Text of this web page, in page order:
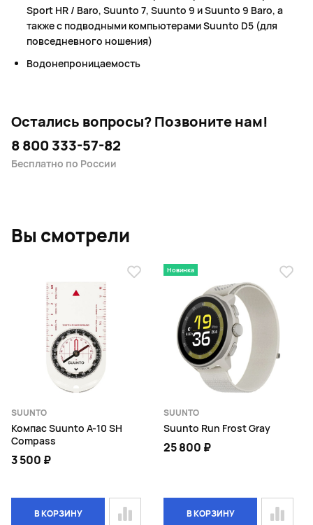
Sport HR / Baro, Suunto 7, Suunto 9 и Suunto 9 Baro, а
также с подводными компьютерами Suunto D5 (для
повседневного ношения)
Водонепроницаемость
Остались вопросы?Позвоните нам!
8 800 333-57-82
Бесплатно по России
Вы смотрели
SUUNTO
Компас Suunto A-10 SH
Compass
3 500 ₽
В КОРЗИНУ
Новинка
SUUNTO
Suunto Run Frost Gray
25 800 ₽
В КОРЗИНУ